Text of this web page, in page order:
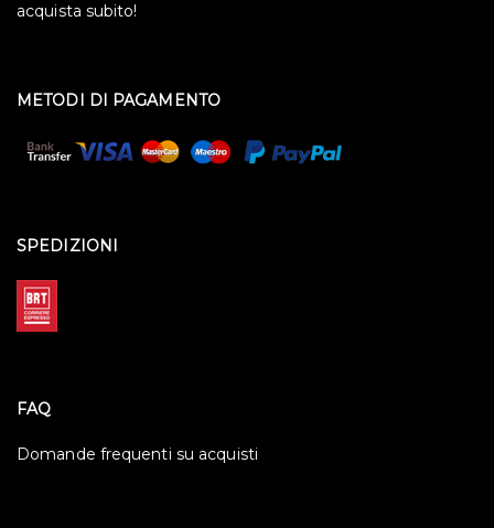
acquista subito!
METODI DI PAGAMENTO
SPEDIZIONI
FAQ
Domande frequenti su acquisti